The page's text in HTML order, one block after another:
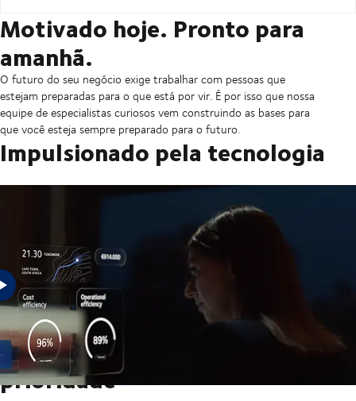
Motivado hoje. Pronto para
amanhã.
O futuro do seu negócio exige trabalhar com pessoas que
estejam preparadas para o que está por vir. É por isso que nossa
equipe de especialistas curiosos vem construindo as bases para
que você esteja sempre preparado para o futuro.
Impulsionado pela tecnologia
O sucesso de amanhã exige um futuro sem atritos.
O seu negócio é a nossa
prioridade